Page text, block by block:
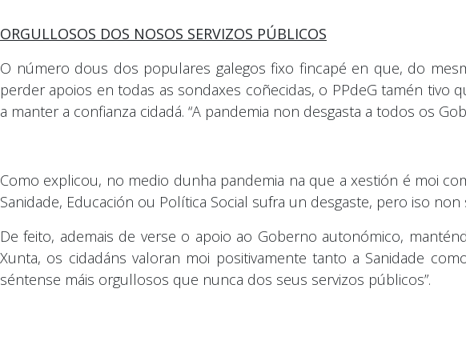
ORGULLOSOS DOS NOSOS SERVIZOS PÚBLICOS
O número dous dos populares galegos fixo fincapé en que, do
perder apoios en todas as sondaxes coñecidas, o PPdeG tamén
a manter a confianza cidadá. “A pandemia non desgasta a todos os
Como explicou, no medio dunha pandemia na que a xestión é moi
Sanidade, Educación ou Política Social sufra un desgaste, pero iso
De feito, ademais de verse o apoio ao Goberno autonómico,
Xunta, os cidadáns valoran moi positivamente tanto a Sanidade
séntense máis orgullosos que nunca dos seus servizos públicos”.